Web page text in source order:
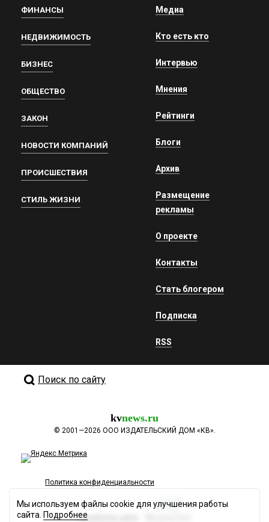
ФИНАНСЫ
НЕДВИЖИМОСТЬ
БИЗНЕС
ОБЩЕСТВО
ЗАКОН
НОВОСТИ КОМПАНИЙ
ПРОИСШЕСТВИЯ
СТИЛЬ ЖИЗНИ
Медиа
Кто есть кто
Интервью
Мнения
Рейтинги
Блоги
Архив
Размещение
рекламы
О проекте
Контакты
Стать блогером
Подписка
RSS
Поиск по сайту
kvnews.ru
© 2001—2026 ООО ИЗДАТЕЛЬСКИЙ ДОМ «КВ».
Политика конфиденциальности
Разработка сайта
Мы используем файлы cookie для улучшения работы
сайта. Подробнее